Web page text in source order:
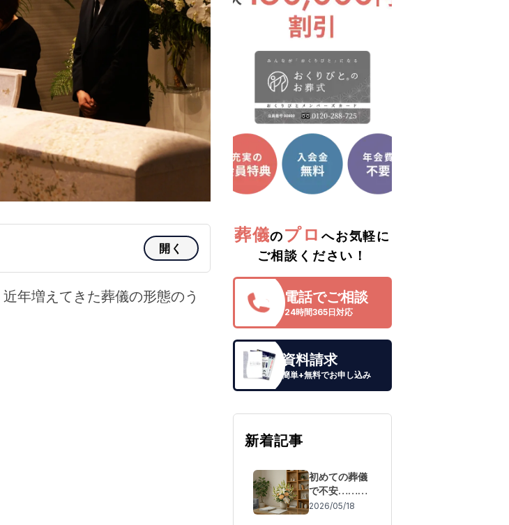
開く
年増えてきた葬儀の形態のう
葬儀のプロ へお気軽に
ご相談ください！
電話でご相談
24時間365日対応
資料請求
簡単+無料でお申し込み
新着記事
初めての葬儀
で不安……も
しもの際の流
2026/05/18